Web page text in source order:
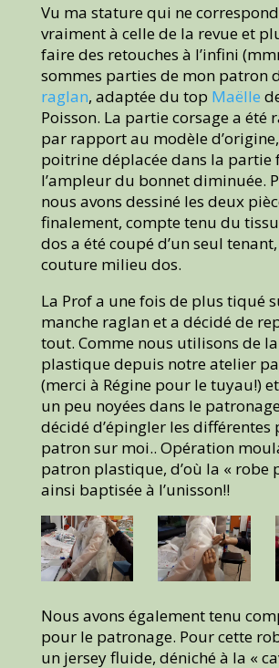
Vu ma stature qui ne
vraiment à celle de la revue et
faire des retouches à l’infini
sommes parties de mon patron
raglan, adaptée du top Maëlle
Poisson. La partie corsage a été
par rapport au modèle
poitrine déplacée dans la partie
l’ampleur du bonnet diminuée.
nous avons dessiné les deux
finalement, compte tenu du
dos a été coupé d’un seul
couture milieu dos.
La Prof a une fois de plus tiqué
manche raglan et a décidé de
tout. Comme nous utilisons de
plastique depuis notre atelier
(merci à Régine pour le tuyau!) et
un peu noyées dans le
décidé d’épingler les différentes
patron sur moi.. Opération
patron plastique, d’où la « robe
ainsi baptisée à l’unisson!!
Nous avons également tenu
pour le patronage. Pour cette
un jersey fluide, déniché à la «